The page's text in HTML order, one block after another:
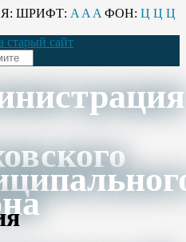
ШРИФТ: A A A ФОН: Ц Ц Ц
старый сайт